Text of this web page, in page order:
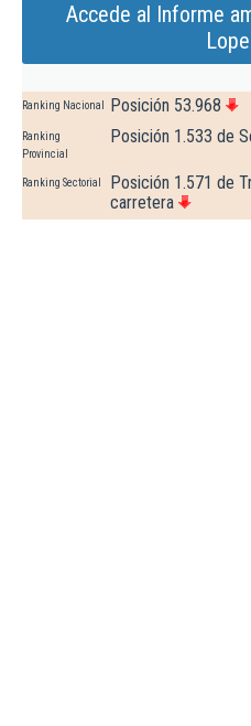
Accede al Informe
Ranking Nacional Posición 53.968
Ranking
Provincial
Posición 1.533 de
Ranking Sectorial
Posición 1.571 de
carretera